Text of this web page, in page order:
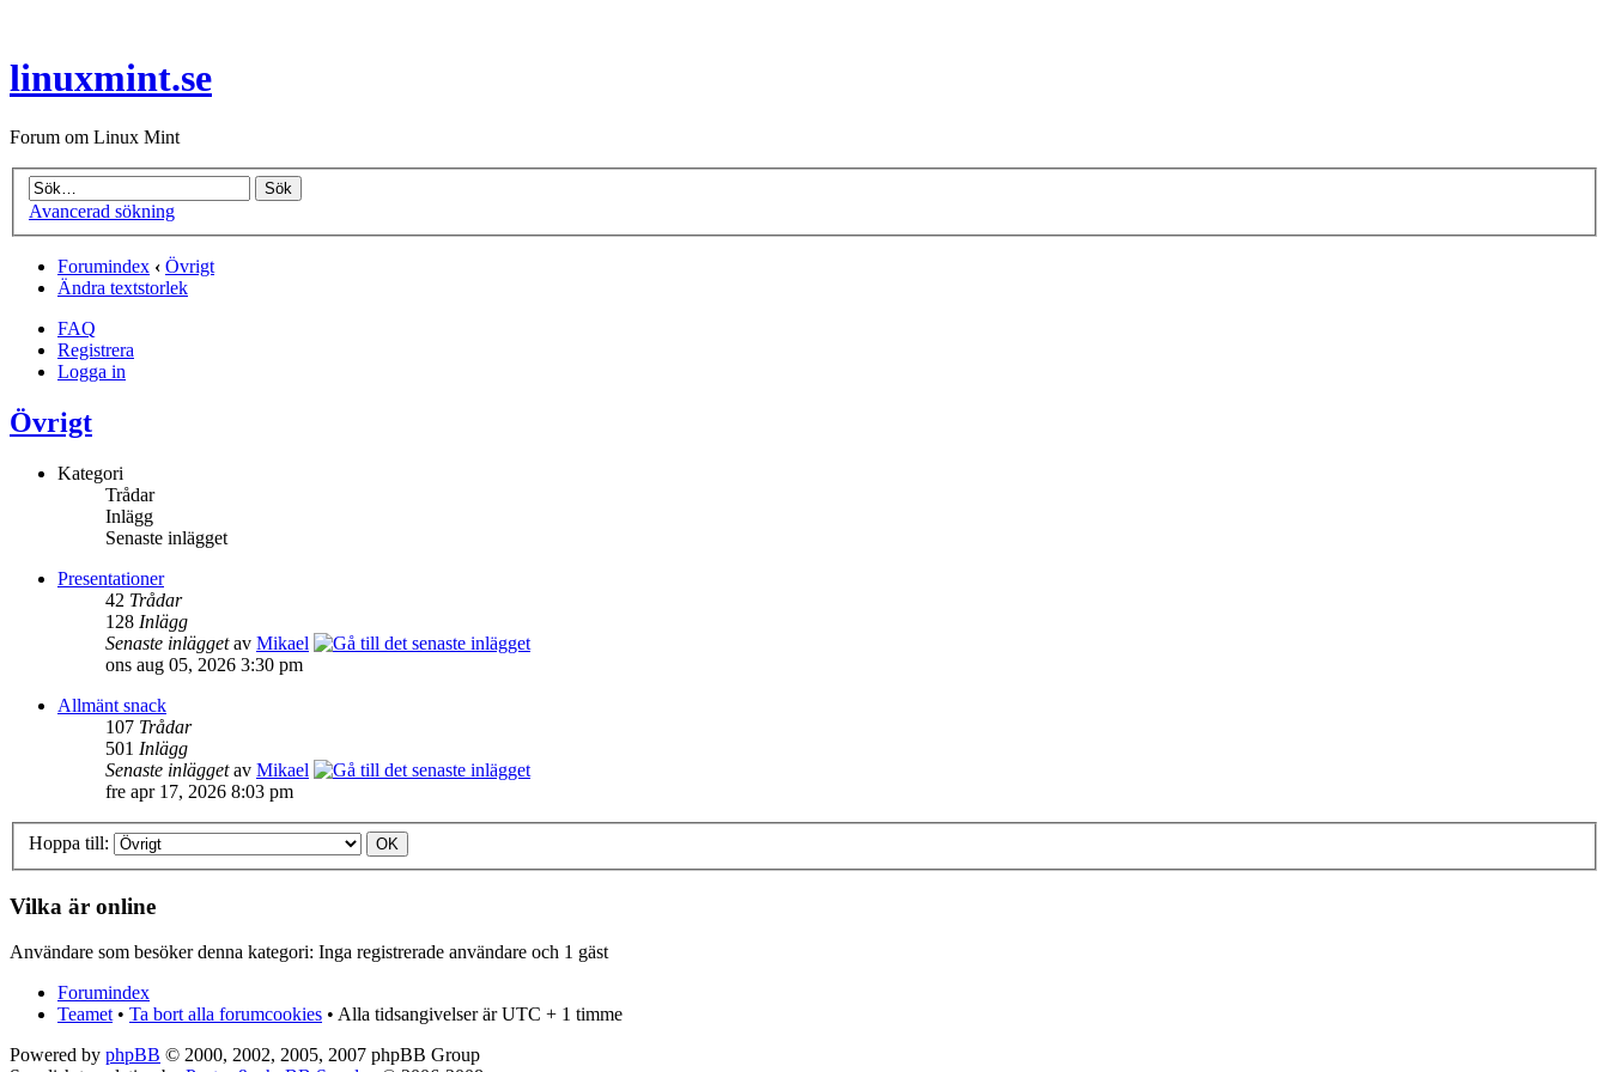
linuxmint.se
Forum om Linux Mint
Avancerad sökning
Forumindex ‹ Övrigt
Ändra textstorlek
FAQ
Registrera
Logga in
Övrigt
Kategori
Trådar
Inlägg
Senaste inlägget
Presentationer
42 Trådar
128 Inlägg
Senaste inläggetav Mikael
ons aug 05, 2026 3:30 pm
Allmänt snack
107 Trådar
501 Inlägg
Senaste inläggetav Mikael
fre apr 17, 2026 8:03 pm
Hoppa till:
Vilka är online
Användare som besöker denna kategori: Inga registrerade användare och 1 gäst
Forumindex
Teamet • Ta bort alla forumcookies • Alla tidsangivelser är UTC + 1 timme
Powered by phpBB © 2000, 2002, 2005, 2007 phpBB Group